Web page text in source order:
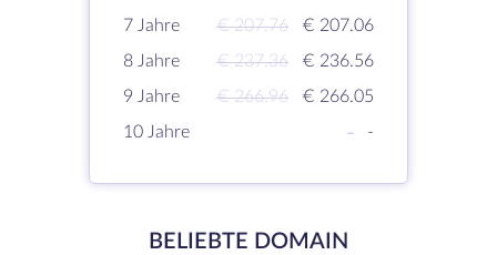
7 Jahre
€ 207.76
€ 207.06
8 Jahre
€ 237.36
€ 236.56
9 Jahre
€ 266.96
€ 266.05
10 Jahre
- -
BELIEBTE DOMAIN